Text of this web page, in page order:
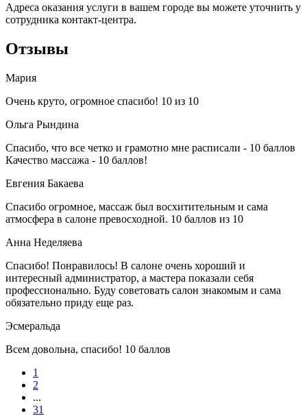
Адреса оказания услуги в вашем городе вы можете уточнить у
сотрудника контакт-центра.
Отзывы
Мария
Очень круто, огромное спасибо! 10 из 10
Ольга Рындина
Спасибо, что все четко и грамотно мне расписали - 10 баллов
Качество массажа - 10 баллов!
Евгения Бакаева
Спасибо огромное, массаж был восхитительным и сама
атмосфера в салоне превосходной. 10 баллов из 10
Анна Неделяева
Спасибо! Понравилось! В салоне очень хороший и
интересный администратор, а мастера показали себя
профессионально. Буду советовать салон знакомым и сама
обязательно приду еще раз.
Эсмеральда
Всем довольна, спасибо! 10 баллов
1
2
...
31